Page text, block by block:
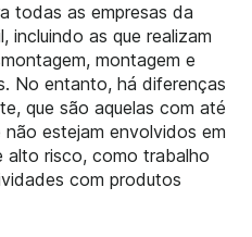
todas as empresas da
incluindo as que realizam
montagem e
No entanto, há diferenças
que são aquelas com até
estejam envolvidos em
alto risco, como trabalho
com produtos